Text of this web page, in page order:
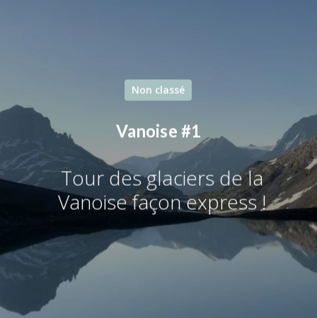
Non classé
Vanoise #1
Tour des glaciers de la
Vanoise façon express !